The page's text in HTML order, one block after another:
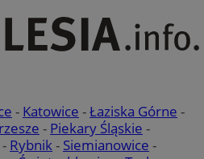
- Katowice -Łaziska Górne -
- Piekary Śląskie -
- Rybnik - Siemianowice -